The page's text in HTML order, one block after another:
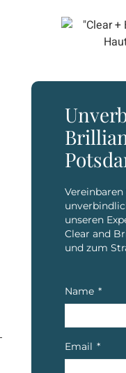
unseren
Clear and
und zum
Name
Email